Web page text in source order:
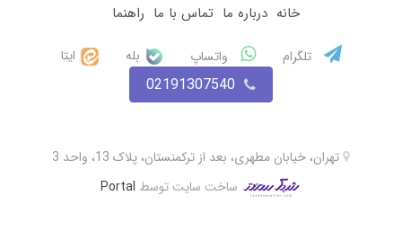
خانه درباره ما تماس با ما راهنما
تلگرام واتساپ بله ایتا
02191307540
ساخت سایت توسط Portal
تهران، خیابان مطهری، بعد از ترکمنستان، پلاک 13، واحد 3